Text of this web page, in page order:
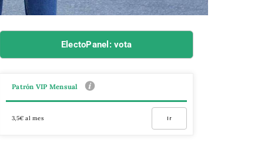
ElectoPanel: vota
Patrón VIP Mensual
3,5€ al mes Ir